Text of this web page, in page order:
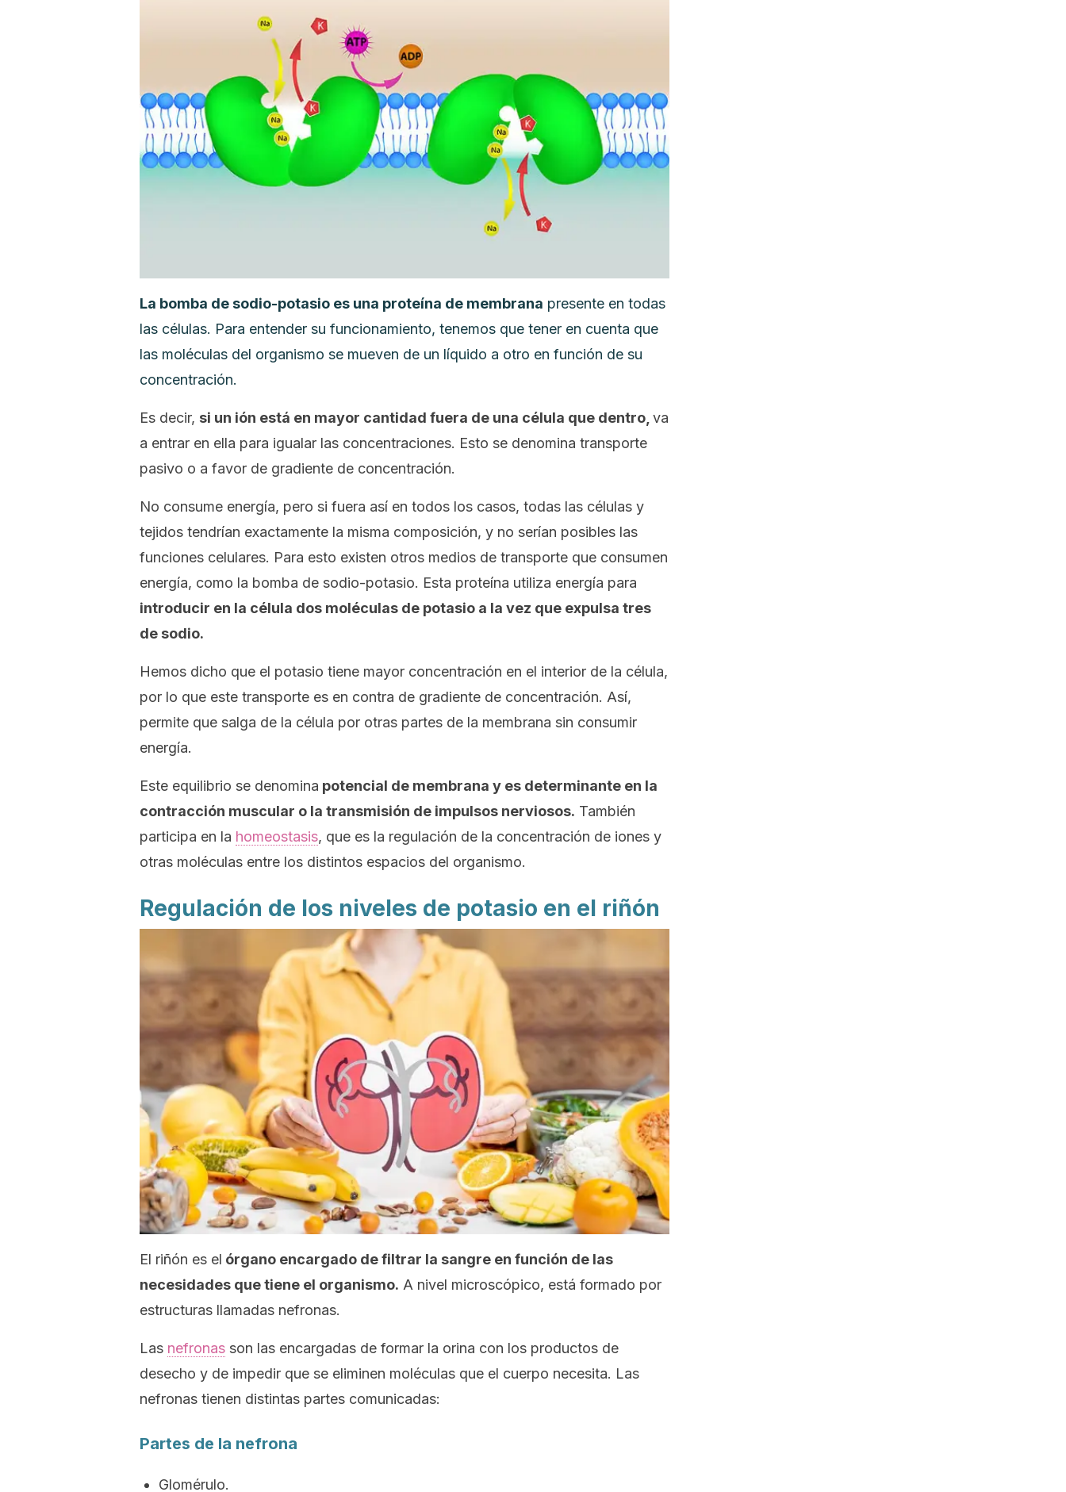
La bomba de sodio-potasio es una proteína de membrana presente en todas
las células. Para entender su funcionamiento, tenemos que tener en cuenta que
las moléculas del organismo se mueven de un líquido a otro en función de su
concentración.
Es decir, si un ión está en mayor cantidad fuera de una célula que dentro, va
a entrar en ella para igualar las concentraciones. Esto se denomina transporte
pasivo o a favor de gradiente de concentración.
No consume energía, pero si fuera así en todos los casos, todas las células y
tejidos tendrían exactamente la misma composición, y no serían posibles las
funciones celulares. Para esto existen otros medios de transporte que consumen
energía, como la bomba de sodio-potasio. Esta proteína utiliza energía para
introducir en la célula dos moléculas de potasio a la vez que expulsa tres
de sodio.
Hemos dicho que el potasio tiene mayor concentración en el interior de la célula,
por lo que este transporte es en contra de gradiente de concentración. Así,
permite que salga de la célula por otras partes de la membrana sin consumir
energía.
Este equilibrio se denomina potencial de membrana y es determinante en la
contracción muscular o la transmisión de impulsos nerviosos. También
participa en la homeostasis, que es la regulación de la concentración de iones y
otras moléculas entre los distintos espacios del organismo.
Regulación de los niveles de potasio en el riñón
El riñón es el órgano encargado de filtrar la sangre en función de las
necesidades que tiene el organismo. A nivel microscópico, está formado por
estructuras llamadas nefronas.
Las nefronas son las encargadas de formar la orina con los productos de
desecho y de impedir que se eliminen moléculas que el cuerpo necesita. Las
nefronas tienen distintas partes comunicadas:
Partes de la nefrona
Glomérulo.